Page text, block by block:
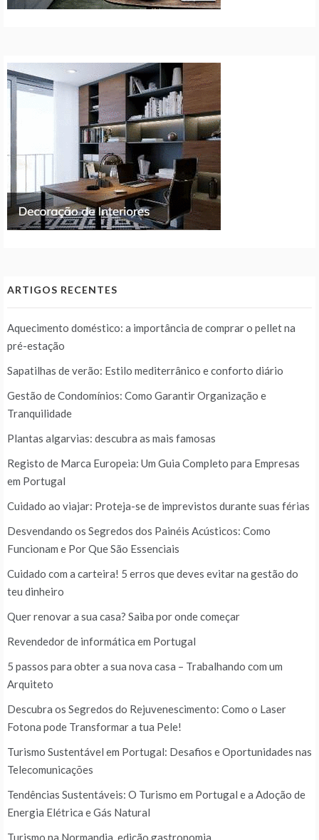
ARTIGOS RECENTES
Aquecimento doméstico: a importância de comprar o pellet na
pré-estação
Sapatilhas de verão: Estilo mediterrânico e conforto diário
Gestão de Condomínios: Como Garantir Organização e
Tranquilidade
Plantas algarvias: descubra as mais famosas
Registo de Marca Europeia: Um Guia Completo para Empresas
em Portugal
Cuidado ao viajar: Proteja-se de imprevistos durante suas férias
Desvendando os Segredos dos Painéis Acústicos: Como
Funcionam e Por Que São Essenciais
Cuidado com a carteira! 5 erros que deves evitar na gestão do
teu dinheiro
Quer renovar a sua casa? Saiba por onde começar
Revendedor de informática em Portugal
5 passos para obter a sua nova casa – Trabalhando com um
Arquiteto
Descubra os Segredos do Rejuvenescimento: Como o Laser
Fotona pode Transformar a tua Pele!
Turismo Sustentável em Portugal: Desafios e Oportunidades nas
Telecomunicações
Tendências Sustentáveis: O Turismo em Portugal e a Adoção de
Energia Elétrica e Gás Natural
Turismo na Normandia, edição gastronomia